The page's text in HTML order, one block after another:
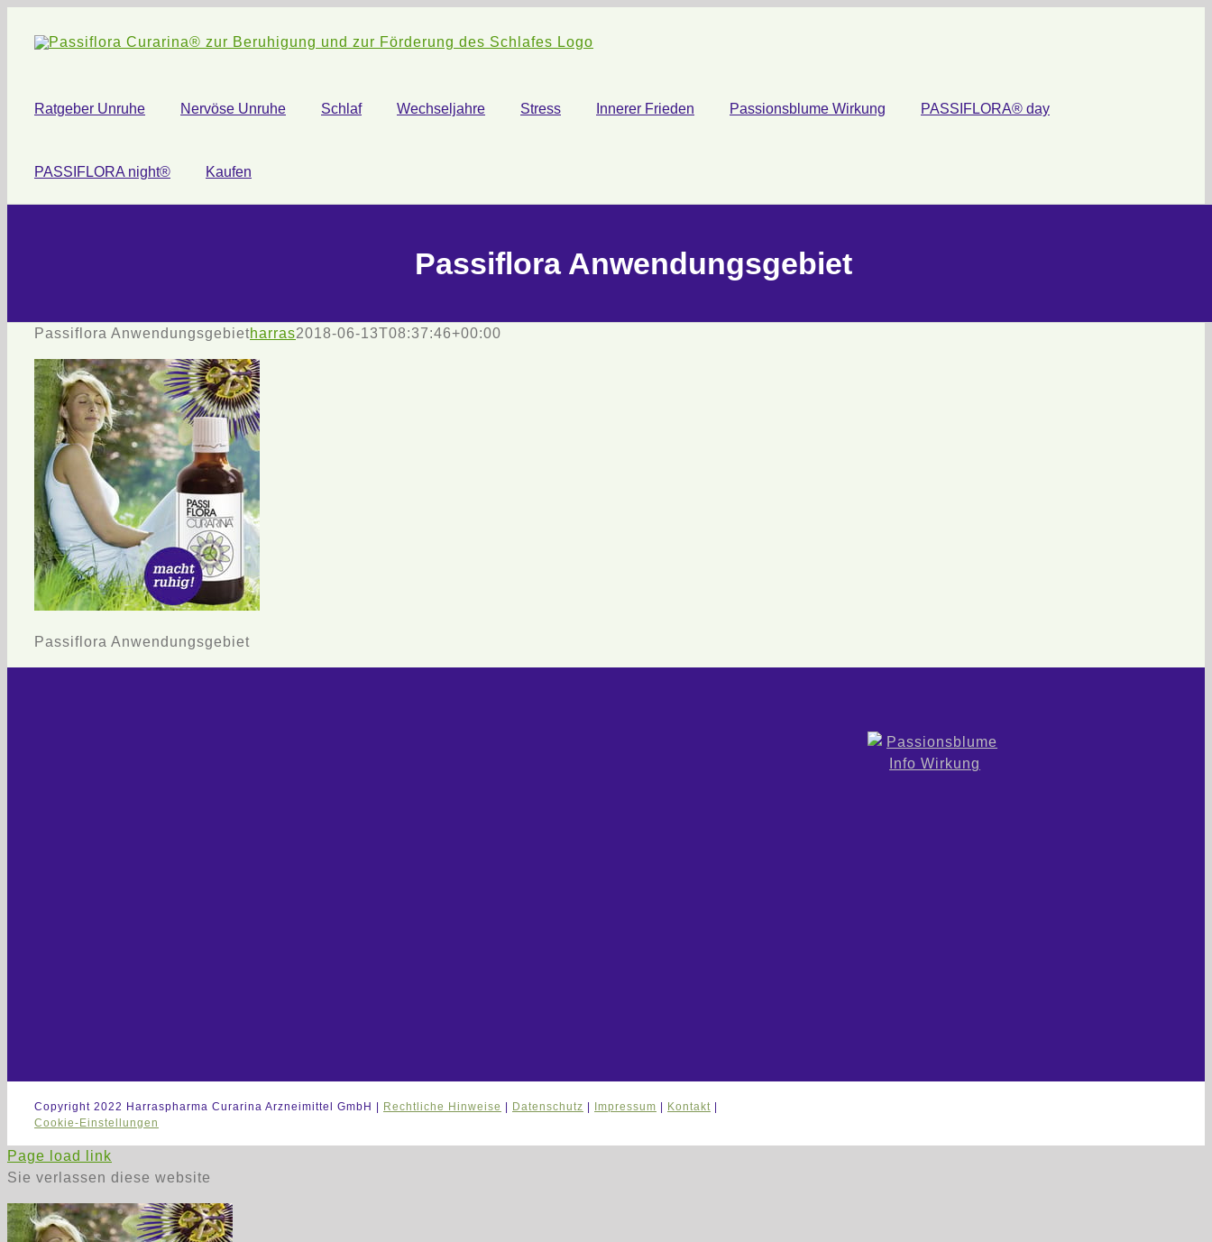
Inhalt
Ratgeber Unruhe Nervöse Unruhe Schlaf Wechseljahre Stress Innerer Frieden Passionsblume Wirkung PASSIFLORA® day
PASSIFLORA night® Kaufen
Passiflora Anwendungsgebiet
Passiflora Anwendungsgebietharras2018-06-13T08:37:46+00:00
Passiflora Anwendungsgebiet
Copyright 2022 Harraspharma Curarina Arzneimittel GmbH | Rechtliche Hinweise Datenschutz Impressum Kontakt
Cookie-Einstellungen
Page load link
Sie verlassen diese website